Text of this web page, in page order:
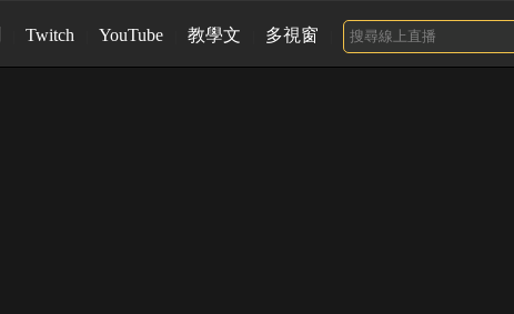
Twitch YouTube 教學文 多視窗